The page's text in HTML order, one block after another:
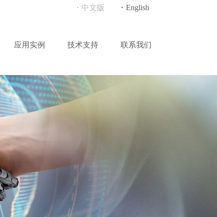
・中文版 ・English
联系我们
技术支持
应用实例